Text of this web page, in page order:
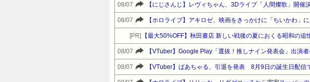
08/07 【にじさんじ】レヴィちゃん、3Dライブ「人間燦歌」開
08/07 【ホロライブ】アキロゼ、映画をきっかけに「ちいかわ」
[PR] 【最大50%OFF】秋田書店 新しい戦後の夏におくる昭和の
08/07 【VTuber】Google Play「選抜！推しナイン発表会」出演
08/07 【VTuber】ばあちゃる、引退を発表 8月9日の誕生日配信